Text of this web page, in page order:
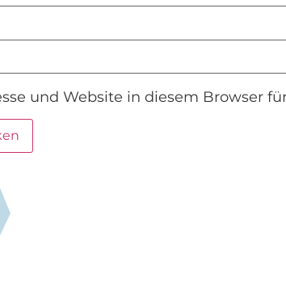
und Website in diesem Browser